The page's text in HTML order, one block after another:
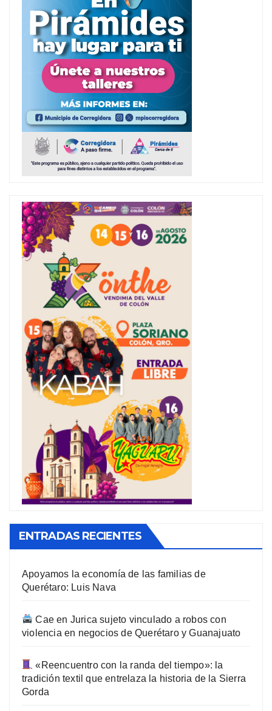
ENTRADAS RECIENTES
Apoyamos la economía de las familias de
Querétaro: Luis Nava
Cae en Jurica sujeto vinculado a robos con
violencia en negocios de Querétaro y Guanajuato
«Reencuentro con la randa del tiempo»: la
tradición textil que entrelaza la historia de la Sierra
Gorda